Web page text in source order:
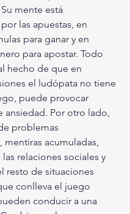
mente está
las apuestas, en
para ganar y en
para apostar. Todo
hecho de que en
el ludópata no tiene
puede provocar
ansiedad. Por otro lado,
problemas
acumuladas,
relaciones sociales y
resto de situaciones
conlleva el juego
conducir a una